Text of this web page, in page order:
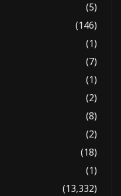
(5)
(146)
(1)
(7)
(1)
(2)
(8)
(2)
(18)
(1)
(13,332)